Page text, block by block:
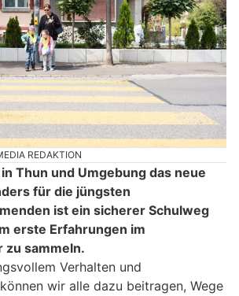
REDAKTION
Thun und Umgebung das neue
für die jüngsten
ist ein sicherer Schulweg
erste Erfahrungen im
zu sammeln.
Verhalten und
wir alle dazu beitragen, Wege